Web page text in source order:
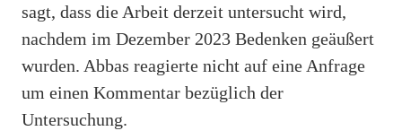
sagt, dass die Arbeit derzeit untersucht wird,
nachdem im Dezember 2023 Bedenken geäußert
wurden. Abbas reagierte nicht auf eine Anfrage
um einen Kommentar bezüglich der
Untersuchung.